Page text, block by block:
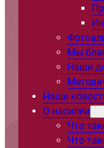
Мы
Наши
Наши
О насилии
Что
Что